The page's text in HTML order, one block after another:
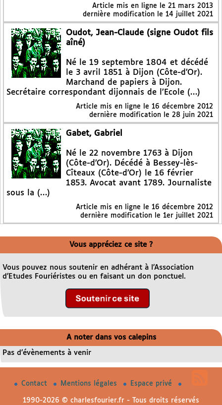
Article mis en ligne le 21 mars 2013
dernière modification le 14 juillet 2021
Oudot, Jean-Claude (signe Oudot fils
aîné)
Né le 19 septembre 1804 et décédé
le 3 avril 1851 à Dijon (Côte-d’Or).
Marchand de papiers à Dijon.
Secrétaire correspondant dijonnais de l’Ecole (…)
Article mis en ligne le 16 décembre 2012
dernière modification le 28 juin 2021
Gabet, Gabriel
Né le 22 novembre 1763 à Dijon
(Côte-d’Or). Décédé à Bessey-lès-
Cîteaux (Côte-d’Or) le 16 février
1853. Avocat avant 1789. Journaliste
sous la (…)
Article mis en ligne le 16 décembre 2012
dernière modification le 1er juillet 2021
Vous appréciez ce site ?
Vous pouvez nous soutenir en adhérant à l’Association
d’Etudes Fouriéristes ou en faisant un don ponctuel.
A noter dans vos calepins
Pas d’évènements à venir
Contact Mentions légales Espace privé
1990-2026 © charlesfourier.fr - Tous droits réservés